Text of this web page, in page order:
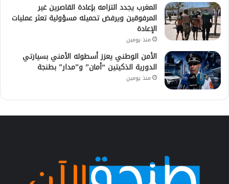
المغرب يجدد التزامه بإعادة القاصرين غير
المرفوقين ويرفض تحميله مسؤولية تعثر عمليات
الإعادة
منذ يومين
الأمن الوطني يعزز أسطوله الأمني بسيارتي
الدورية الذكيتين “أمان” و”مدار” بطنجة
منذ يومين